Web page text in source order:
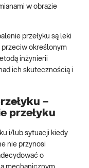
w obrazie
przełyku są leki
przeciw określonym
inżynierii
ich skutecznością i
–
przełyku
i/lub sytuacji kiedy
nie przynosi
o